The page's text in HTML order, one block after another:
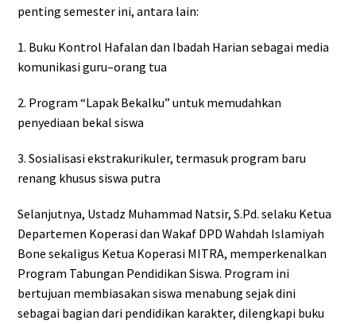
penting semester ini, antara lain:
1. Buku Kontrol Hafalan dan Ibadah Harian sebagai media
komunikasi guru–orang tua
2. Program “Lapak Bekalku” untuk memudahkan
penyediaan bekal siswa
3. Sosialisasi ekstrakurikuler, termasuk program baru
renang khusus siswa putra
Selanjutnya, Ustadz Muhammad Natsir, S.Pd. selaku Ketua
Departemen Koperasi dan Wakaf DPD Wahdah Islamiyah
Bone sekaligus Ketua Koperasi MITRA, memperkenalkan
Program Tabungan Pendidikan Siswa. Program ini
bertujuan membiasakan siswa menabung sejak dini
sebagai bagian dari pendidikan karakter, dilengkapi buku